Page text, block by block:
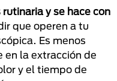
rutinaria y se hace con
que operen a tu
Es menos
en la extracción de
y el tiempo de